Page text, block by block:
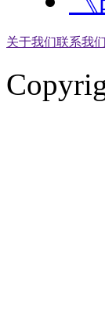
关于我们联系我们